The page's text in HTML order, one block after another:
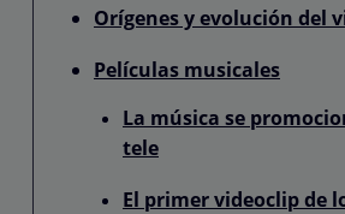
Orígenes y evolución del
Películas musicales
La música se
tele
El primer videoclip de